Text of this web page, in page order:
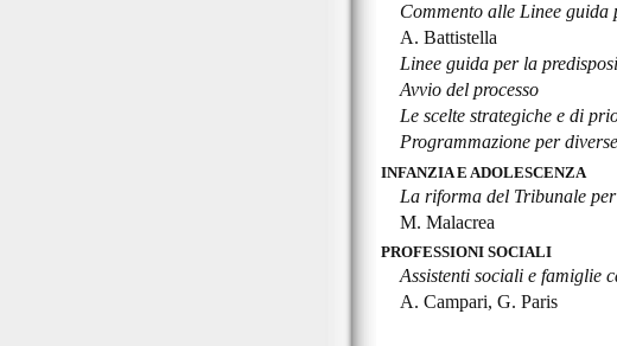
Commento alle Linee guida
A. Battistella
Linee guida per la
Avvio del processo
Le scelte strategiche e di
Programmazione per
INFANZIA E ADOLESCENZA
La riforma del Tribunale
M. Malacrea
PROFESSIONI SOCIALI
Assistenti sociali e famiglie
A. Campari, G. Paris